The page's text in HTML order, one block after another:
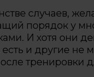
случаев,
порядок у
И хотя они
есть и другие не
тренировки